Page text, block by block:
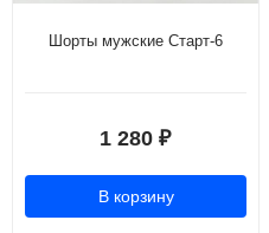
Шорты мужские Старт-6
1 280 ₽
В корзину